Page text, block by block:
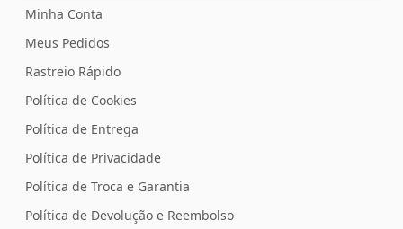
Minha Conta
Meus Pedidos
Rastreio Rápido
Política de Cookies
Política de Entrega
Política de Privacidade
Política de Troca e Garantia
Política de Devolução e Reembolso